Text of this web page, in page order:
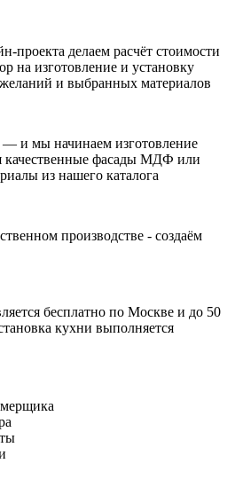
проекта делаем расчёт стоимости
на изготовление и установку
и выбранных материалов
— и мы начинаем изготовление
качественные фасады МДФ или
из нашего каталога
производстве - создаём
бесплатно по Москве и до 50
кухни выполняется